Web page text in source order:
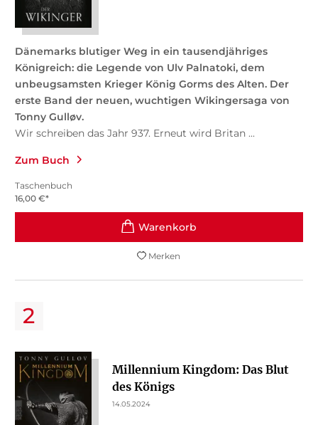
Dänemarks blutiger Weg in ein tausendjähriges
Königreich: die Legende von Ulv Palnatoki, dem
unbeugsamsten Krieger König Gorms des Alten. Der
erste Band der neuen, wuchtigen Wikingersaga von
Tonny Gulløv.
Wir schreiben das Jahr 937. Erneut wird Britan ...
Zum Buch
Taschenbuch
16,00 €*
Merken
Millennium Kingdom: Das Blut
des Königs
14.05.2024